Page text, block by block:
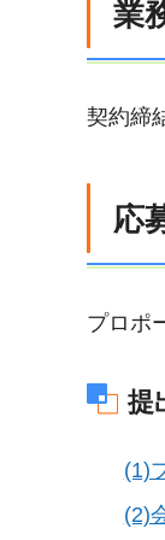
業
契約締
応
プロポ
提
(1)
(2)